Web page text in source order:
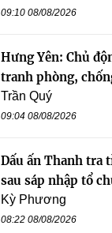
09:10 08/08/2026
Hưng Yên: Chủ
tranh phòng,
Trần Quý
09:04 08/08/2026
Dấu ấn Thanh tra
sau sáp nhập tổ
Kỳ Phương
08:22 08/08/2026